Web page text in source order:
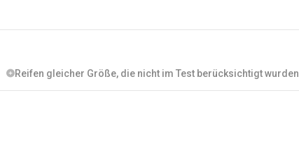
Reifen gleicher Größe, die nicht im Test berücksichtigt wurden